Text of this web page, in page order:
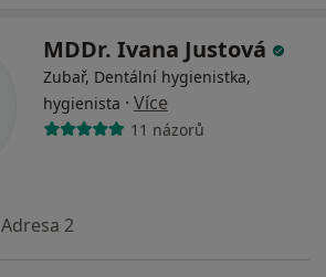
MDDr. Ivana Justová
Zubař, Dentální hygienistka,
hygienista · Více
11 názorů
Adresa 2